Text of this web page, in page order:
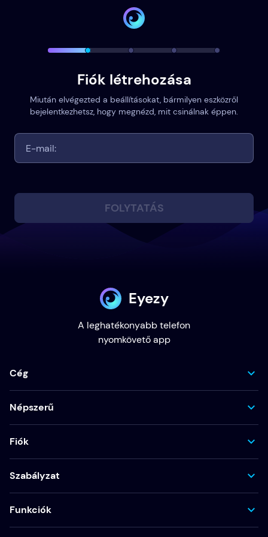
Fiók létrehozása
Miután elvégezted a beállításokat, bármilyen eszközről
bejelentkezhetsz, hogy megnézd, mit csinálnak éppen.
FOLYTATÁS
Eyezy
A leghatékonyabb telefon
nyomkövető app
Cég
Népszerű
Fiók
Szabályzat
Funkciók